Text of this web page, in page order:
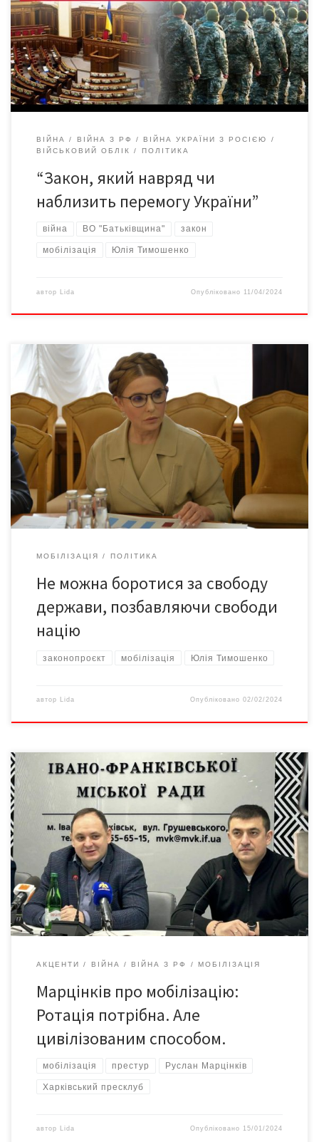
потрібна справедлива, а не принизлива мобілізація. Команда
«Батьківщини» послідовно боролася проти репресивного
законопроєкту про мобілізацію, тому не підтримала його
ухвалення в цілому. Також фракція одностайно виступила
проти скасування норми […]
ВІЙНА ВІЙНА З РФ
ВІЙНА УКРАЇНИ З РОСІЄЮ
ВІЙСЬКОВИЙ ОБЛІК
ПОЛІТИКА
“Закон, який навряд чи
наблизить перемогу України”
війна ВО "Батьківщина" закон
мобілізація Юлія Тимошенко
автор Lida Опубліковано 11/04/2024
Команда «Батьківщини» боротиметься проти нового
законопроєкту про мобілізацію, адже його ухвалення буде
злочином проти України та неповагою до її громадян. На своїй
Фейсбук-сторінці Голова партії «Батьківщина» Юлія
Тимошенко розкритикувала подану урядом нову редакцію
документа. «Парламент зухвало обманули, знову внісши
відхилені Верховною Радою драконівські норми, причому
деінде навіть у ще більш жорсткій редакції», […]
МОБІЛІЗАЦІЯ ПОЛІТИКА
Не можна боротися за свободу
держави, позбавляючи свободи
націю
законопроєкт мобілізація Юлія Тимошенко
автор Lida Опубліковано02/02/2024
Міський голова сусіднього Івано-Франківська переконаний, що
окрім патріотизму, для успішної мобілізації потрібна ще й
мотивація – в тому числі, фінансова. Так він відповів на
запитання буковинського журналіста, комісованого
військового Андрія Романцова про ставлення до закону про
мобілізацію. «Я просто пам’ятаю перші дні, коли черга тут
була до військкоматів. Тепер черги […]
АКЦЕНТИ ВІЙНА ВІЙНА З РФ МОБІЛІЗАЦІЯ
Марцінків про мобілізацію:
Ротація потрібна. Але
цивілізованим способом.
мобілізація престур Руслан Марцінків
Харківський пресклуб
автор Lida Опубліковано 15/01/2024